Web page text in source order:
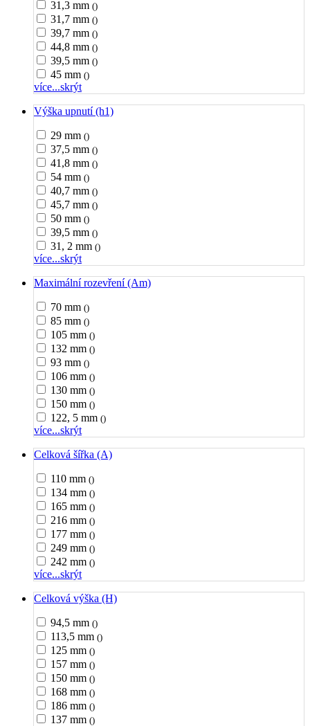
31,3 mm ()
31,7 mm ()
39,7 mm ()
44,8 mm ()
39,5 mm ()
45 mm ()
více...skrýt
Výška upnutí (h1)
29 mm ()
37,5 mm ()
41,8 mm ()
54 mm ()
40,7 mm ()
45,7 mm ()
50 mm ()
39,5 mm ()
31, 2 mm ()
více...skrýt
Maximální rozevření (Am)
70 mm ()
85 mm ()
105 mm ()
132 mm ()
93 mm ()
106 mm ()
130 mm ()
150 mm ()
122, 5 mm ()
více...skrýt
Celková šířka (A)
110 mm ()
134 mm ()
165 mm ()
216 mm ()
177 mm ()
249 mm ()
242 mm ()
více...skrýt
Celková výška (H)
94,5 mm ()
113,5 mm ()
125 mm ()
157 mm ()
150 mm ()
168 mm ()
186 mm ()
137 mm ()